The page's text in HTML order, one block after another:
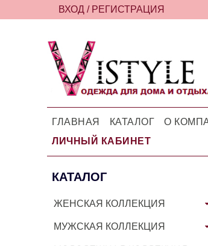
ВХОД / РЕГИСТРАЦИЯ
ГЛАВНАЯ КАТАЛОГ О
ЛИЧНЫЙ КАБИНЕТ
КАТАЛОГ
ЖЕНСКАЯ КОЛЛЕКЦИЯ
МУЖСКАЯ КОЛЛЕКЦИЯ